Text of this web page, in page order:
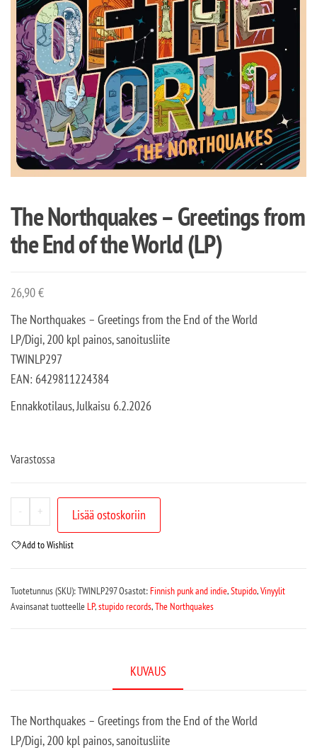
The Northquakes – Greetings from
the End of the World (LP)
26,90€
The Northquakes – Greetings from the End of the World
LP/Digi, 200 kpl painos, sanoitusliite
TWINLP297
EAN: 6429811224384
Ennakkotilaus, Julkaisu 6.2.2026
Varastossa
- + Lisää ostoskoriin
Add to Wishlist
Tuotetunnus (SKU):TWINLP297Osastot:Finnish punk and indie,Stupido,Vinyylit
Avainsanat tuotteelleLP,stupido records,The Northquakes
KUVAUS
The Northquakes – Greetings from the End of the World
LP/Digi, 200 kpl painos, sanoitusliite